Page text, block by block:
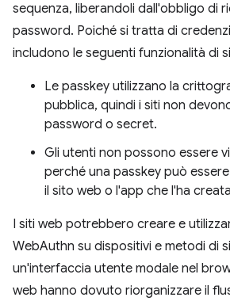
sequenza, liberandoli dall'obbligo di
password. Poiché si tratta di
includono le seguenti funzionalità di
Le passkey utilizzano la
pubblica, quindi i siti non
password o secret.
Gli utenti non possono essere
perché una passkey può
il sito web o l'app che l'ha
I siti web potrebbero creare e
WebAuthn su dispositivi e metodi di
un'interfaccia utente modale nel
web hanno dovuto riorganizzare il